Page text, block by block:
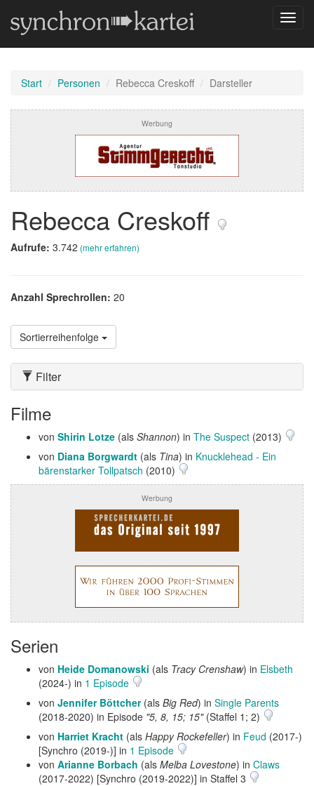
Start Personen Rebecca Creskoff Darsteller
Werbung
Rebecca Creskoff
Aufrufe: 3.742 (mehr erfahren)
Anzahl Sprechrollen: 20
Sortierreihenfolge
Filter
Filme
von Shirin Lotze (als Shannon) in The Suspect (2013)
von Diana Borgwardt (als Tina) in Knucklehead - Ein
bärenstarker Tollpatsch (2010)
Werbung
Serien
von Heide Domanowski (als Tracy Crenshaw) in Elsbeth
(2024-) in 1 Episode
von Jennifer Böttcher(als Big Red) in Single Parents
(2018-2020) in Episode "5, 8, 15; 15"(Staffel 1; 2)
von Harriet Kracht (als Happy Rockefeller) in Feud (2017-)
[Synchro (2019-)] in 1 Episode
von Arianne Borbach (als Melba Lovestone) in Claws
(2017-2022) [Synchro (2019-2022)] in Staffel 3